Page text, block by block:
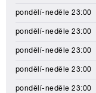
pondělí-neděle 23:00
pondělí-neděle 23:00
pondělí-neděle 23:00
pondělí-neděle 23:00
pondělí-neděle 23:00